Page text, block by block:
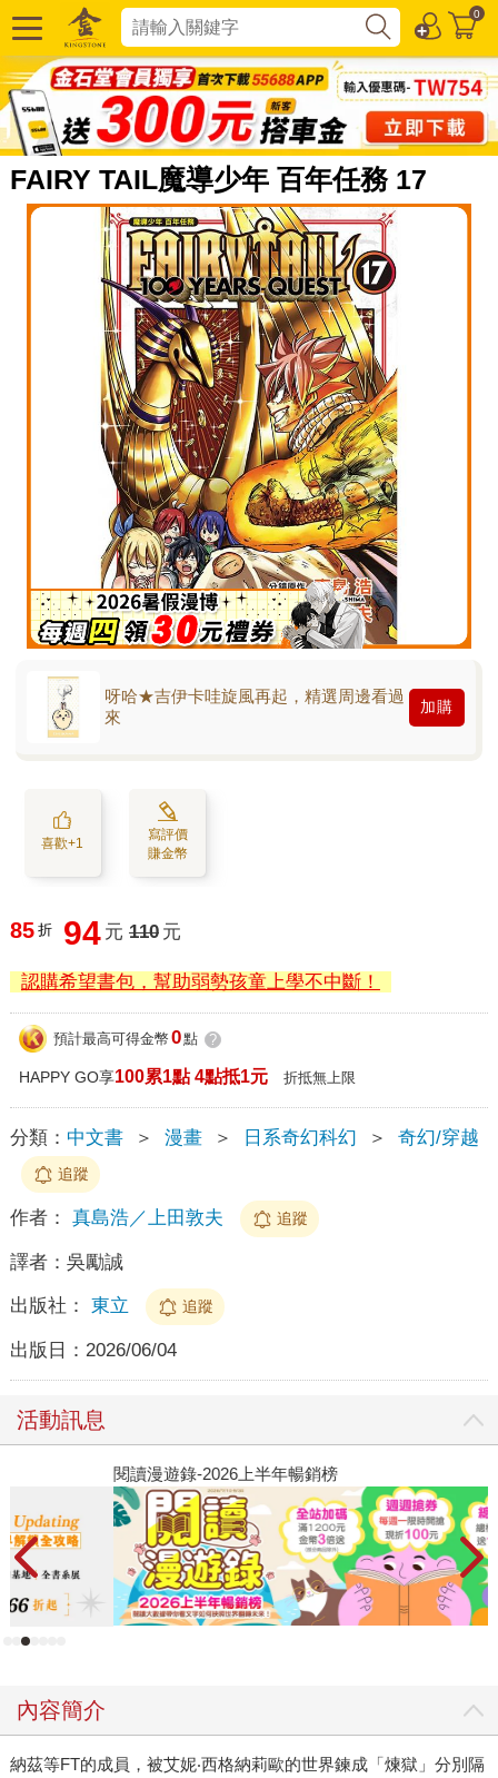
0
FAIRY TAIL魔導少年 百年任務 17
呀哈★吉伊卡哇旋風再起，精選周邊看過
來
加購
喜歡+1
寫評價
賺金幣
85 折 94 元 110 元
認購希望書包，幫助弱勢孩童上學不中斷！
預計最高可得金幣 0點 ?
HAPPY GO享100累1點 4點抵1元 折抵無上限
分類： 中文書 ＞ 漫畫 ＞ 日系奇幻科幻 ＞ 奇幻/穿越
追蹤
作者： 真島浩／上田敦夫 追蹤
譯者： 吳勵誠
出版社： 東立 追蹤
出版日： 2026/06/04
活動訊息
閱讀漫遊錄-2026上半年暢銷榜
內容簡介
納茲等FT的成員，被艾妮‧西格納莉歐的世界鍊成「煉獄」分別隔